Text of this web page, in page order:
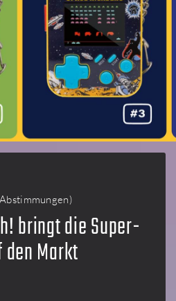
)
bringt die Super-
Markt